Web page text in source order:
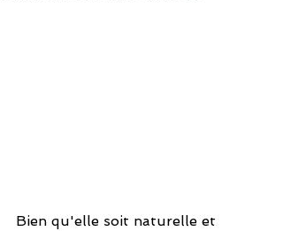
Bien qu'elle soit naturelle et